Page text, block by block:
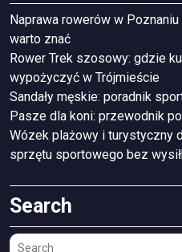
Naprawa rowerów w
warto znać
Rower Trek szosowy: gdzie
wypożyczyć w Trójmieście
Sandały męskie: poradnik
Pasze dla koni: przewodnik
Wózek plażowy i turystyczny
sprzętu sportowego bez
Search